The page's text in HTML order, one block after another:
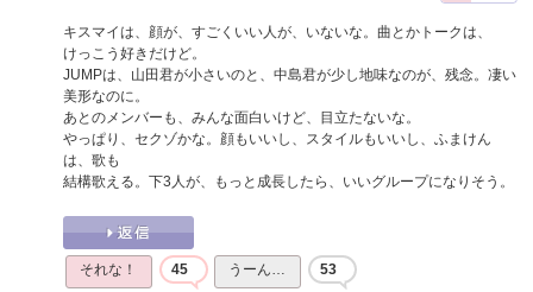
キスマイは、顔が、すごくいい人が、いないな。曲とかトークは、
けっこう好きだけど。
JUMPは、山田君が小さいのと、中島君が少し地味なのが、残念。凄い
美形なのに。
あとのメンバーも、みんな面白いけど、目立たないな。
やっぱり、セクゾかな。顔もいいし、スタイルもいいし、ふまけん
は、歌も
結構歌える。下3人が、もっと成長したら、いいグループになりそう。
それな！ 45 うーん… 53